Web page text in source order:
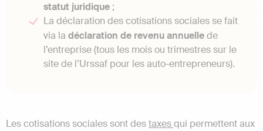
statut juridique ;
La déclaration des cotisations sociales se fait
via la déclaration de revenu annuellede
l’entreprise (tous les mois ou trimestres sur le
site de l’Urssaf pour les auto-entrepreneurs).
Les cotisations sociales sont destaxesqui permettent aux